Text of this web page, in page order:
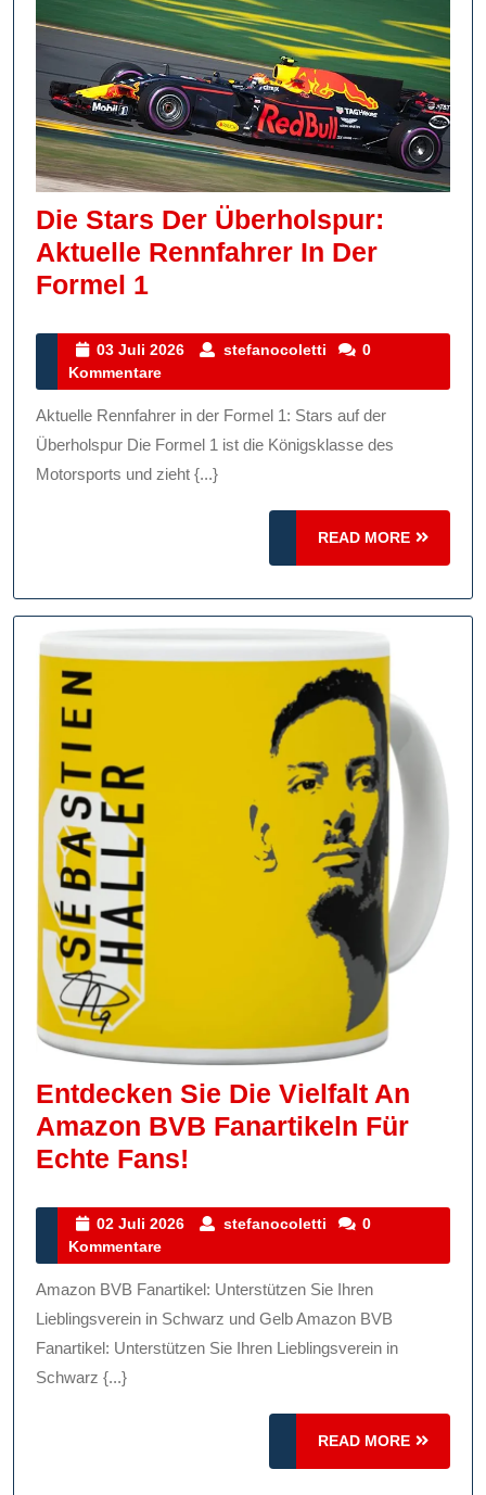
Die Stars Der Überholspur:
Aktuelle Rennfahrer In Der
Formel 1Die
Der
Überholspur:
Aktuelle
Rennfahrer
In
03 Juli 2026
03
2026
stefanocoletti stefanocoletti
0
Kommentare
Aktuelle Rennfahrer in der Formel 1: Stars auf der
Überholspur Die Formel 1 ist die Königsklasse des
Motorsports und zieht {...}
READ MORE
READ
MORE
Entdecken Sie Die Vielfalt An
Amazon BVB Fanartikeln Für
Echte Fans!
Die
An
Amazon
BVB
02 Juli 2026
02
2026
stefanocoletti stefanocoletti
0
Kommentare
Amazon BVB Fanartikel: Unterstützen Sie Ihren
Lieblingsverein in Schwarz und Gelb Amazon BVB
Fanartikel: Unterstützen Sie Ihren Lieblingsverein in
Schwarz {...}
READ MORE
READ
MORE